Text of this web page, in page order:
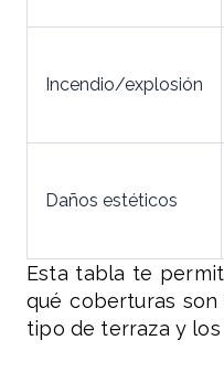
Incendio/explosión
Daños estéticos
Esta tabla te
qué coberturas
tipo de terraza y